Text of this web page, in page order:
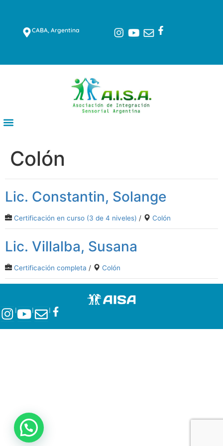
CABA, Argentina
Colón
Lic. Constantin, Solange
Certificación en curso (3 de 4 niveles) / Colón
Lic. Villalba, Susana
Certificación completa / Colón
l l l